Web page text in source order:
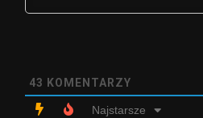
43 KOMENTARZY
Najstarsze